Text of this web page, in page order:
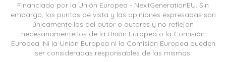
Financiado por la Unión Europea - NextGenerationEU. Sin
embargo, los puntos de vista y las opiniones expresadas son
únicamente los del autor o autores y no reflejan
necesariamente los de la Unión Europea o la Comisión
Europea. Ni la Unión Europea ni la Comisión Europea pueden
ser consideradas responsables de las mismas.